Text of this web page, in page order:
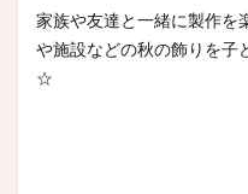
家族や友達と一緒に製作を
や施設などの秋の飾りを子
☆